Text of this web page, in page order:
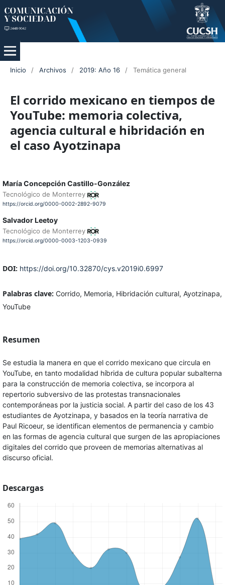
Inicio / Archivos / 2019: Año 16 / Temática general
El corrido mexicano en tiempos de
YouTube: memoria colectiva,
agencia cultural e hibridación en
el caso Ayotzinapa
María Concepción Castillo-González
Tecnológico de Monterrey
https://orcid.org/0000-0002-2892-9079
Salvador Leetoy
Tecnológico de Monterrey
https://orcid.org/0000-0003-1203-0939
DOI: https://doi.org/10.32870/cys.v2019i0.6997
Palabras clave: Corrido, Memoria, Hibridación cultural, Ayotzinapa,
YouTube
Resumen
Se estudia la manera en que el corrido mexicano que circula en
YouTube, en tanto modalidad híbrida de cultura popular subalterna
para la construcción de memoria colectiva, se incorpora al
repertorio subversivo de las protestas transnacionales
contemporáneas por la justicia social. A partir del caso de los 43
estudiantes de Ayotzinapa, y basados en la teoría narrativa de
Paul Ricoeur, se identifican elementos de permanencia y cambio
en las formas de agencia cultural que surgen de las apropiaciones
digitales del corrido que proveen de memorias alternativas al
discurso oficial.
Descargas